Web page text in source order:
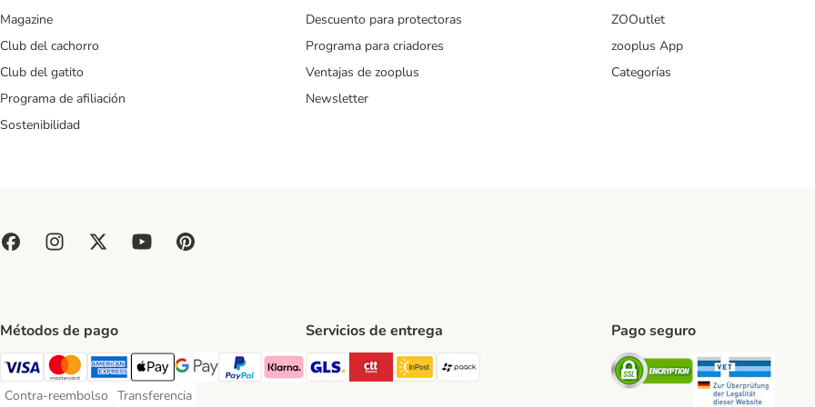
Magazine
Club del cachorro
Club del gatito
Programa de afiliación
Sostenibilidad
Descuento para protectoras
Programa para criadores
Ventajas de zooplus
Newsletter
ZOOutlet
zooplus App
Categorías
Métodos de pago
Visa Payment Method
Mastercard Payment Method
American Express Payment Method
Apple Pay Payment Method
Google Pay Payment Method
PayPal Payment Method
Klarna Payment Method
Contra-reembolso
Contra-reembolso Payment Method
Transferencia
Transferencia Payment Method
Servicios de entrega
GLS Shipping Method
CTTExpress Shipping Method
InPost Shipping Method
Pago seguro
Security